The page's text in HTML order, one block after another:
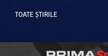
TOATE ȘTIRILE